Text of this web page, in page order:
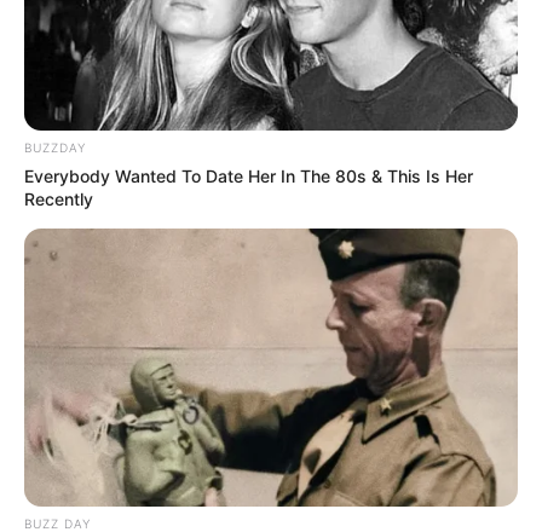
BUZZDAY
Everybody Wanted To Date Her In The 80s & This Is Her
Recently
BUZZ DAY